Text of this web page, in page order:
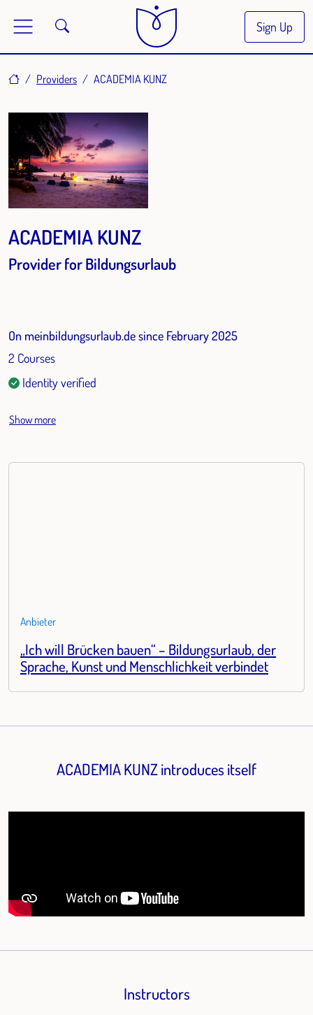
Sign Up
HomeProviders ACADEMIA KUNZ
ACADEMIA KUNZ
Provider for Bildungsurlaub
Show more
On meinbildungsurlaub.de since February 2025
2 Courses
Identity verified
Anbieter
„Ich will Brücken bauen“ – Bildungsurlaub, der
Sprache, Kunst und Menschlichkeit verbindet
ACADEMIA KUNZ introduces itself
Instructors